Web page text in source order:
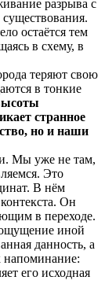
разрыва с
остаётся тем
в схему, в
теряют свою
в тонкие
странное
но и наши
Мы уже не там,
Это
В нём
Он
в переходе.
ощущение иной
данность, а
напоминание:
его исходная